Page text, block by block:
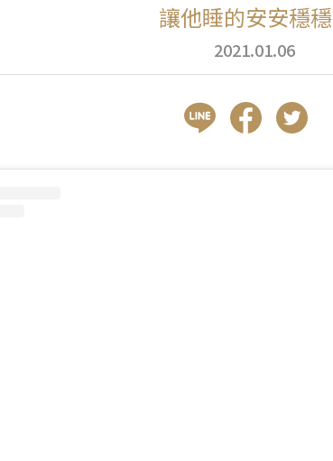
讓他睡的安安穩穩
2021.01.06